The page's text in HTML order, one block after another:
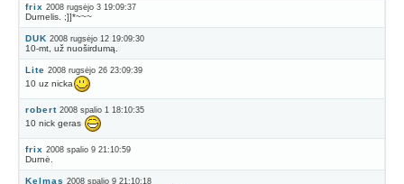
frix 2008 rugsėjo 3 19:09:37
Durnelis. ;]]*~~~
DUK 2008 rugsėjo 12 19:09:30
10-mt, už nuoširdumą.
Lite 2008 rugsėjo 26 23:09:39
10 uz nicka
robert 2008 spalio 1 18:10:35
10 nick geras
frix 2008 spalio 9 21:10:59
Durnė.
Kelmas 2008 spalio 9 21:10:18